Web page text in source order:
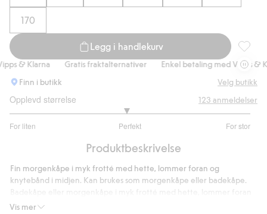
170
Legg i handlekurv
& Klarna Gratis fraktalternativer
Enkel betaling med Vipps &
Finn i butikk
Velg butikk
Opplevd størrelse
For liten Perfekt For stor
av
94
stemmer
123 anmeldelser
Produktbeskrivelse
Vis mer
Fin morgenkåpe i myk frotté med hette, lommer foran og
knytebånd i midjen. Kan brukes som morgenkåpe eller badekåpe.
og knytebånd i midjen.